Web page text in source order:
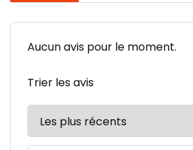
Aucun avis pour le moment.
Trier les avis